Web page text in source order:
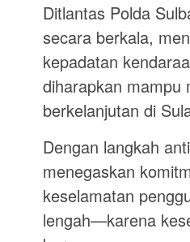
Ditlantas Polda
secara berkala,
kepadatan
diharapkan mampu
berkelanjutan di
Dengan langkah
menegaskan
keselamatan
lengah—karena